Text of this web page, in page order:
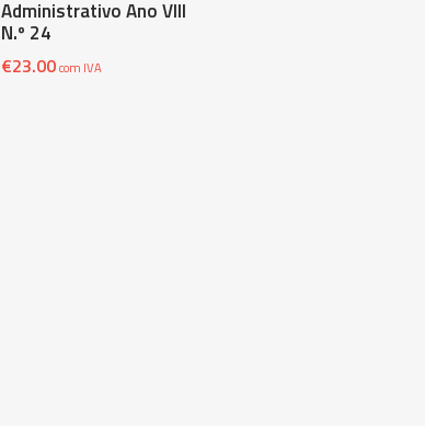
Administrativo Ano VIII
N.º 24
€23.00com IVA